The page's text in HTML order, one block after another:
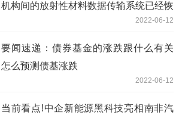
机构间的放射性材料数据传输系统已经恢
2022-06-12
要闻速递：债券基金的涨跌跟什么有关
怎么预测债基涨跌
2022-06-12
当前看点!中企新能源黑科技亮相南非汽